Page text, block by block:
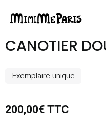
CANOTIER
Exemplaire unique
200,00€ TTC